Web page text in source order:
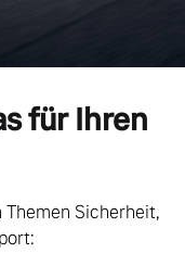
für Ihren
Sicherheit,